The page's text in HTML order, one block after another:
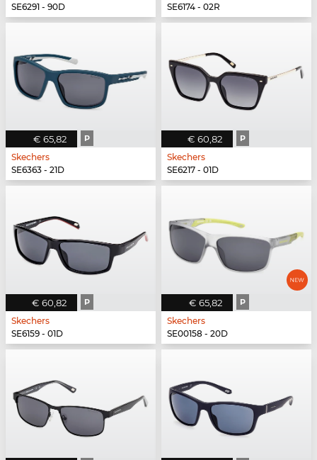
SE6291 - 90D
SE6174 - 02R
€ 65,82 P
Skechers
SE6363 - 21D
€ 60,82 P
Skechers
SE6217 - 01D
€ 60,82 P
Skechers
SE6159 - 01D
€ 65,82 P
Skechers
SE00158 - 20D